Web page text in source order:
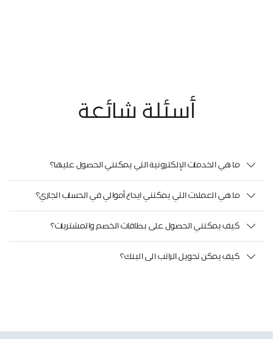
أسئلة شائعة
ما هي الخدمات الإلكترونية التي يمكنني الحصول عليها؟
ما هي العملات التي يمكنني ايداع أموالي في الحساب الجاري؟
كيف يمكنني الحصول على بطاقات الخصم والمشتريات؟
كيف يمكن تحويل الراتب الى البنك؟